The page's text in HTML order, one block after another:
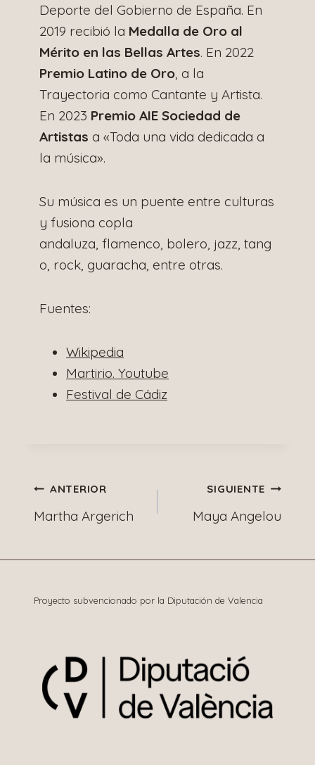
Deporte del Gobierno de España. En
2019 recibió la Medalla de Oro al
Mérito en las Bellas Artes. En 2022
Premio Latino de Oro , a la
Trayectoria como Cantante y Artista.
En 2023 Premio AIE Sociedad de
Artistas a «Toda una vida dedicada a
la música».
Su música es un puente entre culturas
y fusiona copla
andaluza, flamenco, bolero, jazz, tang
o, rock, guaracha, entre otras.
Fuentes:
Wikipedia
Martirio. Youtube
Festival de Cádiz
Navegación
de
entradas
ANTERIOR
Martha Argerich
SIGUIENTE
Maya Angelou
Proyecto subvencionado por la Diputación de Valencia